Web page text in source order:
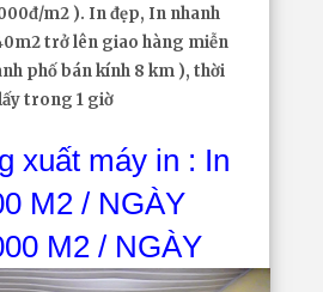
m2 ). In đẹp, In nhanh
trở lên giao hàng miễn
phố bán kính 8 km ), thời
trong 1 giờ
xuất máy in : In
M2 / NGÀY
M2 / NGÀY